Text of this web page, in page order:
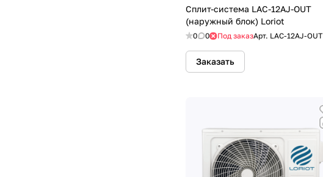
Сплит-система LAC-12AJ-OUT
(наружный блок) Loriot
0 0 Под заказАрт. LAC-12AJ-OUT
Заказать